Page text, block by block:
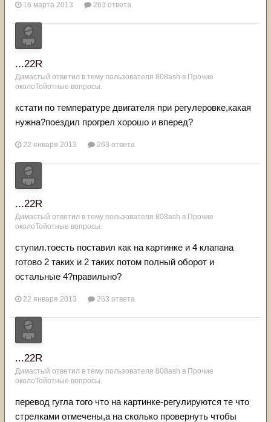
16 марта 2013 263 ответа
...22R
Димастый ответил в тему пользователя 808ash в Прочие
околоТойотные вопросы.
кстати по температуре двигателя при регулеровке,какая
нужна?поездил прогрел хорошо и вперед?
22 января 2013 263 ответа
...22R
Димастый ответил в тему пользователя 808ash в Прочие
околоТойотные вопросы.
ступил.тоесть поставил как на картинке и 4 клапана
готово 2 таких и 2 таких потом полный оборот и
остальные 4?правильно?
22 января 2013 263 ответа
...22R
Димастый ответил в тему пользователя 808ash в Прочие
околоТойотные вопросы.
перевод гугла того что на картинке-регулируются те что
стрелками отмечены,а на сколько провернуть чтобы